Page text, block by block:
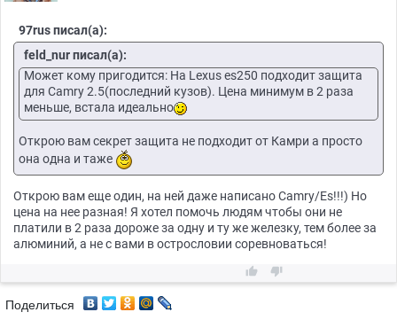
97rus писал(а):
feld_nur писал(а):
Может кому пригодится: На Lexus es250 подходит защита
для Camry 2.5(последний кузов). Цена минимум в 2 раза
меньше, встала идеально
Открою вам секрет защита не подходит от Камри а просто
она одна и таже
Открою вам еще один, на ней даже написано Camry/Es!!!) Но
цена на нее разная! Я хотел помочь людям чтобы они не
платили в 2 раза дороже за одну и ту же железку, тем более за
алюминий, а не с вами в острословии соревноваться!
 
Поделиться